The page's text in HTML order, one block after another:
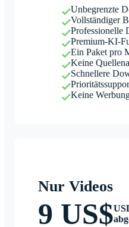
Unbegrenzte
Vollständiger
Professionelle
Premium-KI-
Ein Paket pro
Keine
Schnellere
Keine
Nur Videos
9 US$